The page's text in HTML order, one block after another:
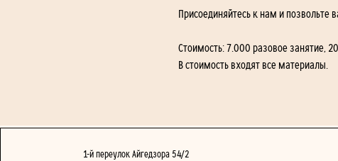
Присоединяйтесь к нам и позвольте
Стоимость: 7.000 разовое занятие,
В стоимость входят все материалы.
1-й переулок Айгедзора 54/2